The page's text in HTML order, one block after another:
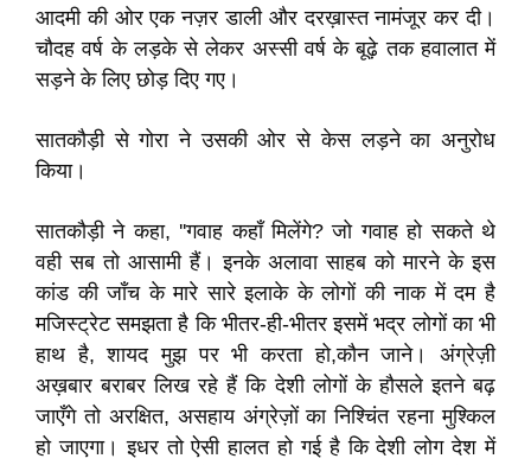
आदमी की ओर एक नज़र डाली और दरख़ास्त नामंजूर कर दी।
चौदह वर्ष के लड़के से लेकर अस्सी वर्ष के बूढ़े तक हवालात में
सड़ने के लिए छोड़ दिए गए।
सातकौड़ी से गोरा ने उसकी ओर से केस लड़ने का अनुरोध
किया।
सातकौड़ी ने कहा, ''गवाह कहाँ मिलेंगे? जो गवाह हो सकते थे
वही सब तो आसामी हैं। इनके अलावा साहब को मारने के इस
कांड की जाँच के मारे सारे इलाके के लोगों की नाक में दम है
मजिस्ट्रेट समझता है कि भीतर-ही-भीतर इसमें भद्र लोगों का भी
हाथ है, शायद मुझ पर भी करता हो,कौन जाने। अंग्रेज़ी
अख़बार बराबर लिख रहे हैं कि देशी लोगों के हौसले इतने बढ़
जाएँगे तो अरक्षित, असहाय अंग्रेज़ों का निश्चिंत रहना मुश्किल
हो जाएगा। इधर तो ऐसी हालत हो गई है कि देशी लोग देश में